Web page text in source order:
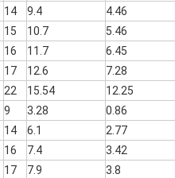
14 9.4 4.46
15 10.7 5.46
16 11.7 6.45
17 12.6 7.28
22 15.54 12.25
9 3.28 0.86
14 6.1 2.77
16 7.4 3.42
17 7.9 3.8